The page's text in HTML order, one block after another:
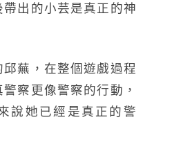
出的小芸是真正的神
蕪，在整個遊戲過程
察更像警察的行動，
說她已經是真正的警